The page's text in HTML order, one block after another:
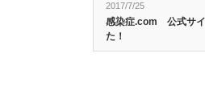
2017/7/25
感染症.com 公式サイ
た！